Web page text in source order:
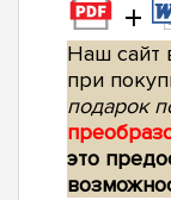
+
Наш сайт
при
подарок
это